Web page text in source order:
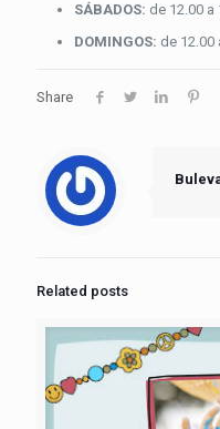
SÁBADOS: de 12.00 a
DOMINGOS: de 12.00
Share
Related posts